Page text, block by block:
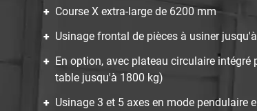
Course X extra-large de 6200 mm
Usinage frontal de pièces à usiner
En option, avec plateau circulaire
table jusqu'à 1800 kg)
Usinage 3 et 5 axes en mode pendulaire